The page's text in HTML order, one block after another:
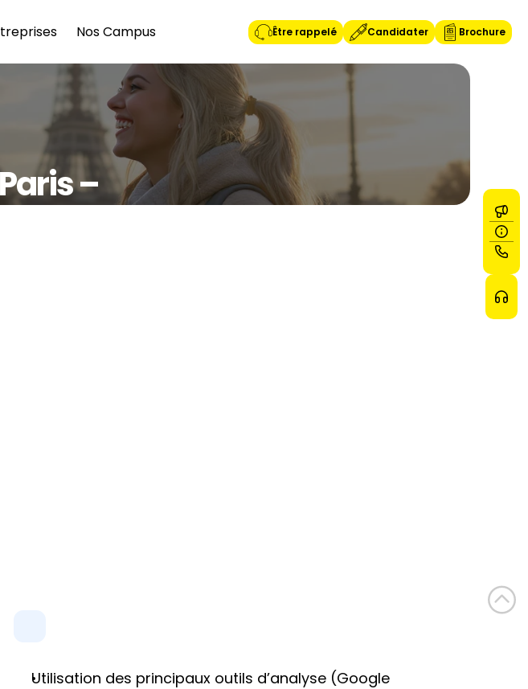
Nos Campus Être rappelé Candidater Brochure
–
Utilisation des principaux outils d’analyse (Google